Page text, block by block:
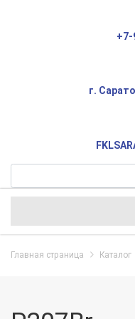
+7-
г.
Главная страница Каталог